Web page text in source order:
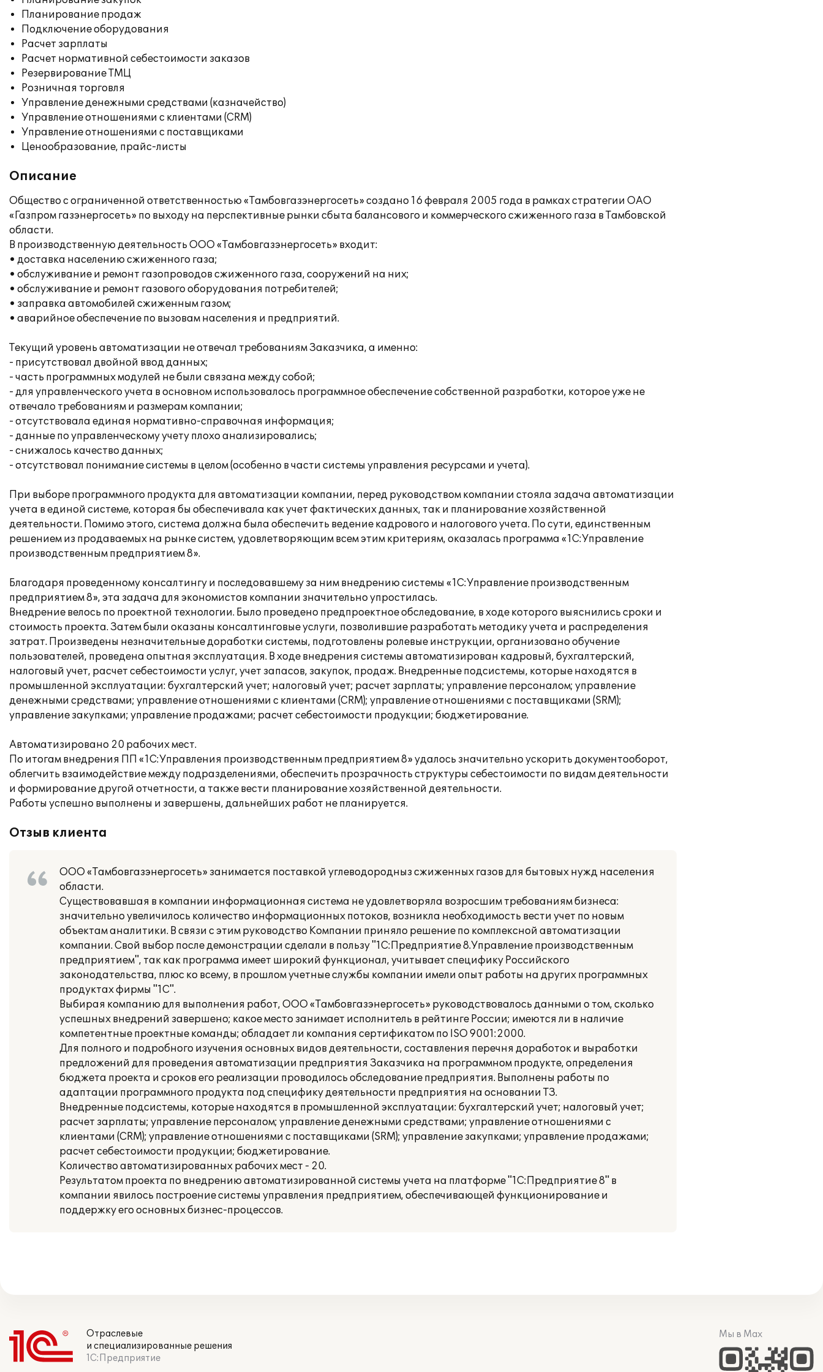
Планирование продаж
Подключение оборудования
Расчет зарплаты
Расчет нормативной себестоимости заказов
Резервирование ТМЦ
Розничная торговля
Управление денежными средствами (казначейство)
Управление отношениями с клиентами (CRM)
Управление отношениями с поставщиками
Ценообразование, прайс-листы
Описание
Общество с ограниченной ответственностью «Тамбовгазэнергосеть» создано 16 февраля 2005 года в рамках стратегии ОАО
«Газпром газэнергосеть» по выходу на перспективные рынки сбыта балансового и коммерческого сжиженного газа в Тамбовской
области.
В производственную деятельность ООО «Тамбовгазэнергосеть» входит:
• доставка населению сжиженного газа;
• обслуживание и ремонт газопроводов сжиженного газа, сооружений на них;
• обслуживание и ремонт газового оборудования потребителей;
• заправка автомобилей сжиженным газом;
• аварийное обеспечение по вызовам населения и предприятий.
Текущий уровень автоматизации не отвечал требованиям Заказчика, а именно:
- присутствовал двойной ввод данных;
- часть программных модулей не были связана между собой;
- для управленческого учета в основном использовалось программное обеспечение собственной разработки, которое уже не
отвечало требованиям и размерам компании;
- отсутствовала единая нормативно-справочная информация;
- данные по управленческому учету плохо анализировались;
- снижалось качество данных;
- отсутствовал понимание системы в целом (особенно в части системы управления ресурсами и учета).
При выборе программного продукта для автоматизации компании, перед руководством компании стояла задача автоматизации
учета в единой системе, которая бы обеспечивала как учет фактических данных, так и планирование хозяйственной
деятельности. Помимо этого, система должна была обеспечить ведение кадрового и налогового учета. По сути, единственным
решением из продаваемых на рынке систем, удовлетворяющим всем этим критериям, оказалась программа «1С:Управление
производственным предприятием 8».
Благодаря проведенному консалтингу и последовавшему за ним внедрению системы «1С:Управление производственным
предприятием 8», эта задача для экономистов компании значительно упростилась.
Внедрение велось по проектной технологии. Было проведено предпроектное обследование, в ходе которого выяснились сроки и
стоимость проекта. Затем были оказаны консалтинговые услуги, позволившие разработать методику учета и распределения
затрат. Произведены незначительные доработки системы, подготовлены ролевые инструкции, организовано обучение
пользователей, проведена опытная эксплуатация. В ходе внедрения системы автоматизирован кадровый, бухгалтерский,
налоговый учет, расчет себестоимости услуг, учет запасов, закупок, продаж. Внедренные подсистемы, которые находятся в
промышленной эксплуатации: бухгалтерский учет; налоговый учет; расчет зарплаты; управление персоналом; управление
денежными средствами; управление отношениями с клиентами (CRM); управление отношениями с поставщиками (SRM);
управление закупками; управление продажами; расчет себестоимости продукции; бюджетирование.
Автоматизировано 20 рабочих мест.
По итогам внедрения ПП «1С:Управления производственным предприятием 8» удалось значительно ускорить документооборот,
облегчить взаимодействие между подразделениями, обеспечить прозрачность структуры себестоимости по видам деятельности
и формирование другой отчетности, а также вести планирование хозяйственной деятельности.
Работы успешно выполнены и завершены, дальнейших работ не планируется.
Отзыв клиента
ООО «Тамбовгазэнергосеть» занимается поставкой углеводородныз сжиженных газов для бытовых нужд населения
области.
Существовавшая в компании информационная система не удовлетворяла возросшим требованиям бизнеса:
значительно увеличилось количество информационных потоков, возникла необходимость вести учет по новым
объектам аналитики. В связи с этим руководство Компании приняло решение по комплексной автоматизации
компании. Свой выбор после демонстрации сделали в пользу "1С:Предприятие 8.Управление производственным
предприятием", так как программа имеет широкий функционал, учитывает специфику Российского
законодательства, плюс ко всему, в прошлом учетные службы компании имели опыт работы на других программных
продуктах фирмы "1С".
Выбирая компанию для выполнения работ, ООО «Тамбовгазэнергосеть» руководствовалось данными о том, сколько
успешных внедрений завершено; какое место занимает исполнитель в рейтинге России; имеются ли в наличие
компетентные проектные команды; обладает ли компания сертификатом по ISO 9001:2000.
Для полного и подробного изучения основных видов деятельности, составления перечня доработок и выработки
предложений для проведения автоматизации предприятия Заказчика на программном продукте, определения
бюджета проекта и сроков его реализации проводилось обследование предприятия. Выполнены работы по
адаптации программного продукта под специфику деятельности предприятия на основании ТЗ.
Внедренные подсистемы, которые находятся в промышленной эксплуатации: бухгалтерский учет; налоговый учет;
расчет зарплаты; управление персоналом; управление денежными средствами; управление отношениями с
клиентами (CRM); управление отношениями с поставщиками (SRM); управление закупками; управление продажами;
расчет себестоимости продукции; бюджетирование.
Количество автоматизированных рабочих мест - 20.
Результатом проекта по внедрению автоматизированной системы учета на платформе "1С:Предприятие 8" в
компании явилось построение системы управления предприятием, обеспечивающей функционирование и
поддержку его основных бизнес-процессов.
Отраслевые
и специализированные решения
1С:Предприятие
Мы в Max